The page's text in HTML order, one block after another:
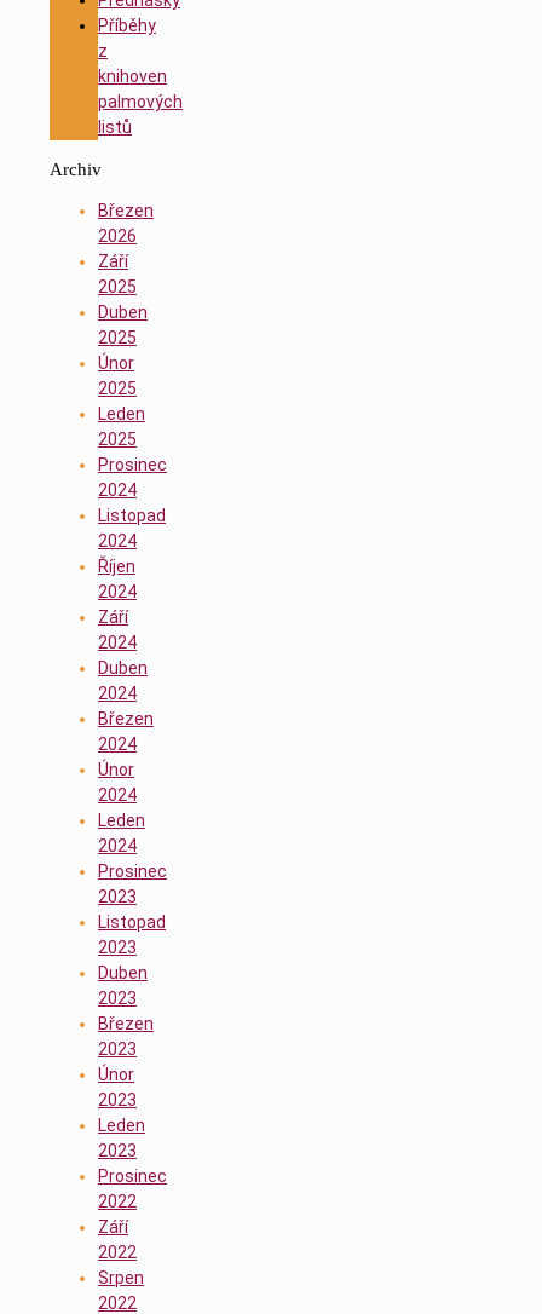
Příběhy
z
knihoven
palmových
listů
Archiv
Březen
2026
Září
2025
Duben
2025
Únor
2025
Leden
2025
Prosinec
2024
Listopad
2024
Říjen
2024
Září
2024
Duben
2024
Březen
2024
Únor
2024
Leden
2024
Prosinec
2023
Listopad
2023
Duben
2023
Březen
2023
Únor
2023
Leden
2023
Prosinec
2022
Září
2022
Srpen
2022